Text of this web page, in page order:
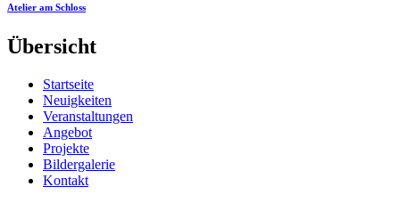
Atelier am Schloss
Übersicht
Startseite
Neuigkeiten
Veranstaltungen
Angebot
Projekte
Bildergalerie
Kontakt